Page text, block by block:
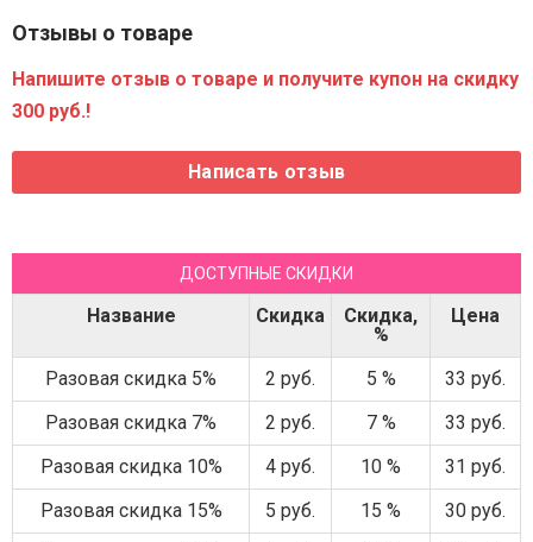
Отзывы о товаре
Напишите отзыв о товаре и получите купон на скидку
300 руб.!
ДОСТУПНЫЕ СКИДКИ
Название Скидка
Скидка,
%
Цена
Разовая скидка 5% 2 руб. 5 %
33 руб.
Разовая скидка 7%
2 руб. 7 %
33 руб.
Разовая скидка 10%
4 руб. 10 %
31 руб.
Разовая скидка 15%
5 руб. 15 %
30 руб.